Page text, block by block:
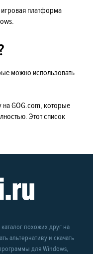
платформа
можно использовать
GOG.com, которые
Этот список
похожих друг на
альтернативу и скачать
для Windows,